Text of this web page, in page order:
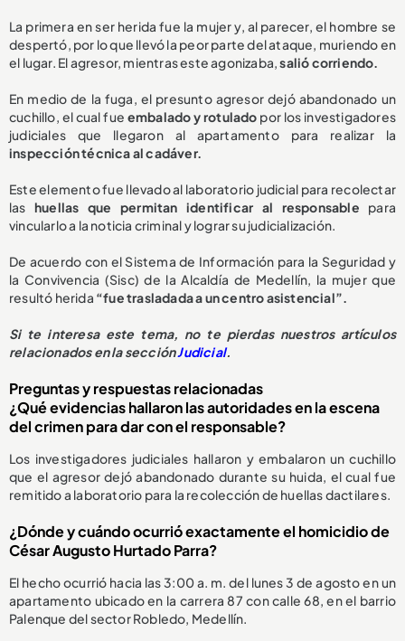
La primera en ser herida fue la mujer y, al parecer, el hombre se
despertó, por lo que llevó la peor parte del ataque, muriendo en
el lugar. El agresor, mientras este agonizaba,salió corriendo.
En medio de la fuga, el presunto agresor dejó abandonado un
cuchillo, el cual fue embalado y rotulado por los investigadores
judiciales que llegaron al apartamento para realizar la
inspección técnica al cadáver.
Este elemento fue llevado al laboratorio judicial para recolectar
lashuellas que permitan identificar al responsable para
vincularlo a la noticia criminal y lograr su judicialización.
De acuerdo con el Sistema de Información para la Seguridad y
la Convivencia (Sisc) de la Alcaldía de Medellín, la mujer que
resultó herida “fue trasladada a un centro asistencial”.
Si te interesa este tema, no te pierdas nuestros artículos
relacionados en la secciónJudicial.
Preguntas y respuestas relacionadas
¿Qué evidencias hallaron las autoridades en la escena
del crimen para dar con el responsable?
Los investigadores judiciales hallaron y embalaron un cuchillo
que el agresor dejó abandonado durante su huida, el cual fue
remitido a laboratorio para la recolección de huellas dactilares.
¿Dónde y cuándo ocurrió exactamente el homicidio de
César Augusto Hurtado Parra?
El hecho ocurrió hacia las 3:00 a. m. del lunes 3 de agosto en un
apartamento ubicado en la carrera 87 con calle 68, en el barrio
Palenque del sector Robledo, Medellín.